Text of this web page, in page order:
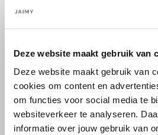
Deze website maakt gebruik van
Deze website maakt gebruik van
cookies om content en
om functies voor social media te
websiteverkeer te analyseren.
informatie over jouw gebruik van
Size guide